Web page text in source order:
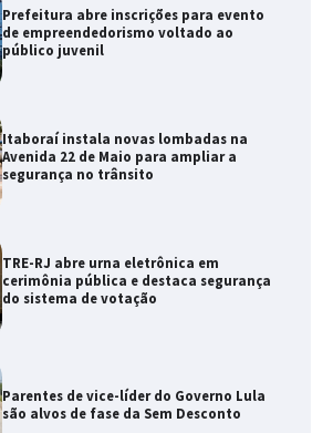
Prefeitura abre inscrições para evento
de empreendedorismo voltado ao
público juvenil
Itaboraí instala novas lombadas na
Avenida 22 de Maio para ampliar a
segurança no trânsito
TRE-RJ abre urna eletrônica em
cerimônia pública e destaca segurança
do sistema de votação
Parentes de vice-líder do Governo Lula
são alvos de fase da Sem Desconto